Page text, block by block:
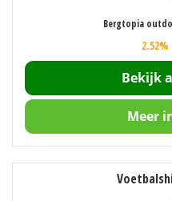
Bergtopia
Bekijk
Meer